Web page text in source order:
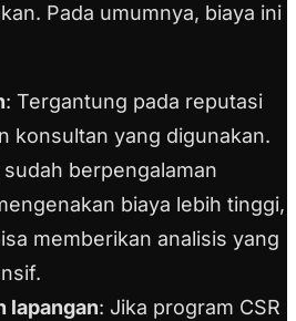
Pada umumnya, biaya ini
: Tergantung pada reputasi
konsultan yang digunakan.
berpengalaman
biaya lebih tinggi,
memberikan analisis yang
lapangan: Jika program CSR